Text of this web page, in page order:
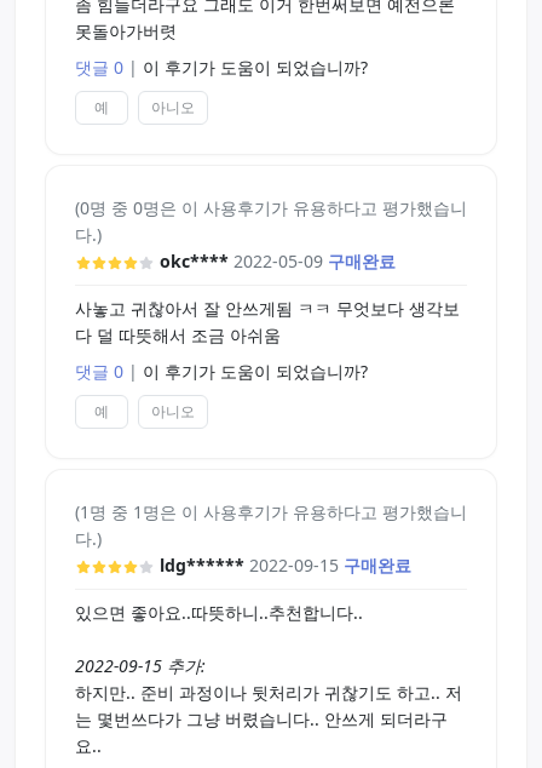
못돌아가버렷
댓글 0 | 이 후기가 도움이 되었습니까?
예 아니오
(0명 중 0명은 이 사용후기가 유용하다고 평가했습니
다.)
okc**** 2022-05-09 구매완료
사놓고 귀찮아서 잘 안쓰게됨 ㅋㅋ 무엇보다 생각보
다 덜 따뜻해서 조금 아쉬움
댓글 0 | 이 후기가 도움이 되었습니까?
예 아니오
(1명 중 1명은 이 사용후기가 유용하다고 평가했습니
다.)
ldg****** 2022-09-15 구매완료
있으면 좋아요..따뜻하니..추천합니다..
2022-09-15 추가:
하지만.. 준비 과정이나 뒷처리가 귀찮기도 하고.. 저
는 몇번쓰다가 그냥 버렸습니다.. 안쓰게 되더라구
요..